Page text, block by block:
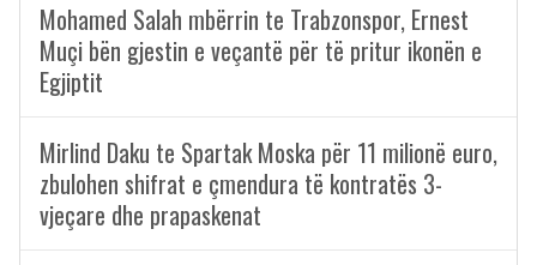
Mohamed Salah mbërrin te Trabzonspor, Ernest
Muçi bën gjestin e veçantë për të pritur ikonën e
Egjiptit
Mirlind Daku te Spartak Moska për 11 milionë euro,
zbulohen shifrat e çmendura të kontratës 3-
vjeçare dhe prapaskenat